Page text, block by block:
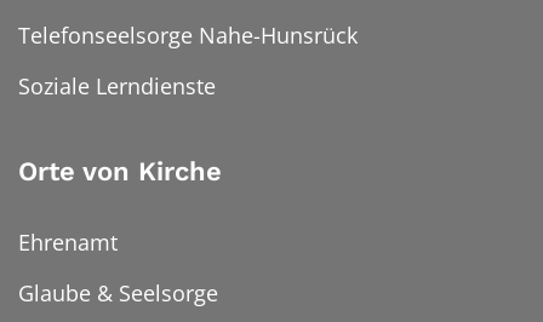
Telefonseelsorge Nahe-Hunsrück
Soziale Lerndienste
Orte von Kirche
Ehrenamt
Glaube & Seelsorge